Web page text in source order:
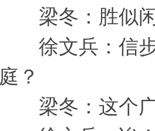
梁冬：胜似闲
徐文兵：信步
庭？
梁冬：这个